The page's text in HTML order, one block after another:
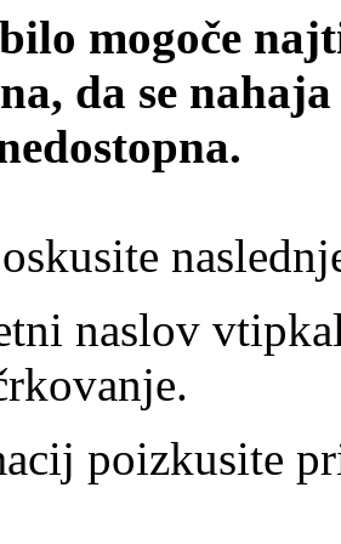
mogoče
da se
naslov
poizkusite